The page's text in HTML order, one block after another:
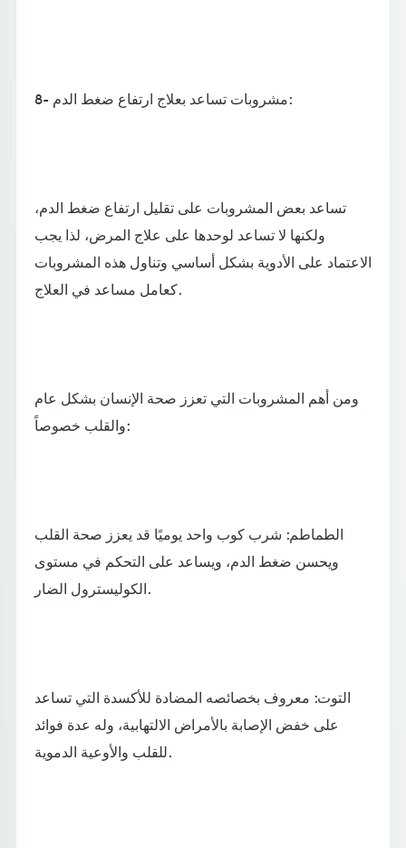
8- مشروبات تساعد بعلاج ارتفاع ضغط الدم:
تساعد بعض المشروبات على تقليل ارتفاع ضغط الدم،
ولكنها لا تساعد لوحدها على علاج المرض، لذا يجب
الاعتماد على الأدوية بشكل أساسي وتناول هذه المشروبات
كعامل مساعد في العلاج.
ومن أهم المشروبات التي تعزز صحة الإنسان بشكل عام
والقلب خصوصاً:
الطماطم: شرب كوب واحد يوميًا قد يعزز صحة القلب
ويحسن ضغط الدم، ويساعد على التحكم في مستوى
الكوليسترول الضار.
التوت: معروف بخصائصه المضادة للأكسدة التي تساعد
على خفض الإصابة بالأمراض الالتهابية، وله عدة فوائد
للقلب والأوعية الدموية.